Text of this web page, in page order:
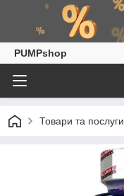
PUMPshop
Товари та послуги